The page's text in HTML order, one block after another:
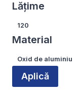
produsului.
Lățime
Lățime
120
Material
Material
Oxid de aluminiu
Aplică